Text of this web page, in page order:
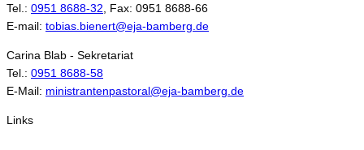
Tel.: 0951 8688-32 , Fax: 0951 8688-66
E-mail: tobias.bienert@eja-bamberg.de
Carina Blab - Sekretariat
Tel.: 0951 8688-58
E-Mail: ministrantenpastoral@eja-bamberg.de
Links